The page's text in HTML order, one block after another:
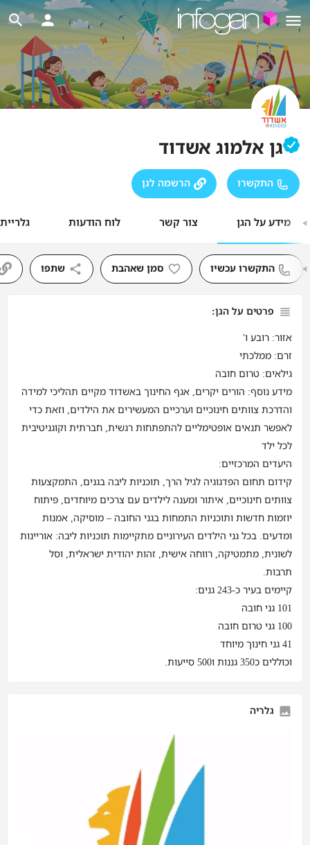
גן אלמוג אשדוד
התקשרו הרשמה לגן
מידע על הגן צור קשר לוח הודעות
התקשרו עכשיו סמן שאהבת שתפו
פרטים על הגן:
אזור: רובע ו'
זרם: ממלכתי
גילאים: טרום חובה
מידע נוסף: הורים יקרים, אגף החינוך באשדוד מקיים תהליכי למידה
והדרכת צוותים חינוכיים וערכיים המעשירים את הילדים, וזאת כדי
לאפשר תנאים אופטימליים להתפתחות רגשית, חברתית וקוגניטיבית
לכל ילד
היעדים המרכזיים:
קידום תחום הפדגוגיה לגיל הרך, תוכניות ליבה בגנים, התמקצעות
צוותים חינוכיים, איתור ומענה לילדים עם צרכים מיוחדים, פיתוח
יוזמות חדשות ותוכניות התמחות בגני החובה – מוסיקה, אמנות
ומדעים. בכל גני הילדים העירוניים מתקיימות תוכניות ליבה: אוריינות
לשונית, מתמטיקה, רווחה אישית, זהות יהודית ישראלית, וסל
תרבות.
קיימים בעיר כ-243 גנים:
101 גני חובה
100 גני טרום חובה
41 גני חינוך מיוחד
וכוללים כ350 גננות ו500 סייעות.
גלריה